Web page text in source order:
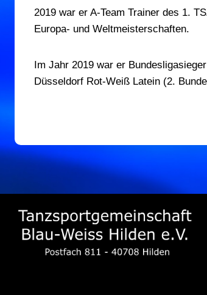
2019 war er A-Team Trainer des 1.
Europa- und Weltmeisterschaften.
Im Jahr 2019 war er
Düsseldorf Rot-Weiß Latein (2.